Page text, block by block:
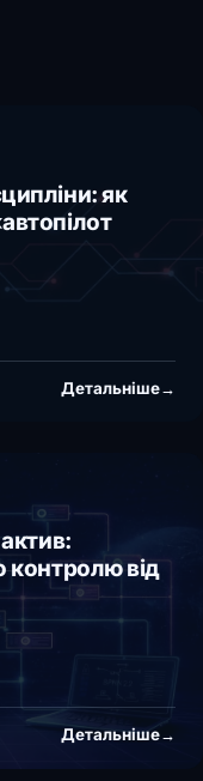
як
Детальніше→
контролю від
Детальніше→